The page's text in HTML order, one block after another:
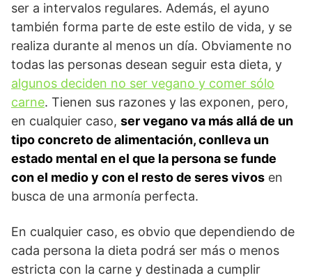
ser a intervalos regulares. Además, el ayuno
también forma parte de este estilo de vida, y se
realiza durante al menos un día. Obviamente no
todas las personas desean seguir esta dieta, y
algunos deciden no ser vegano y comer sólo
carne. Tienen sus razones y las exponen, pero,
en cualquier caso, ser vegano va más allá de un
tipo concreto de alimentación, conlleva un
estado mental en el que la persona se funde
con el medio y con el resto de seres vivos en
busca de una armonía perfecta.
En cualquier caso, es obvio que dependiendo de
cada persona la dieta podrá ser más o menos
estricta con la carne y destinada a cumplir